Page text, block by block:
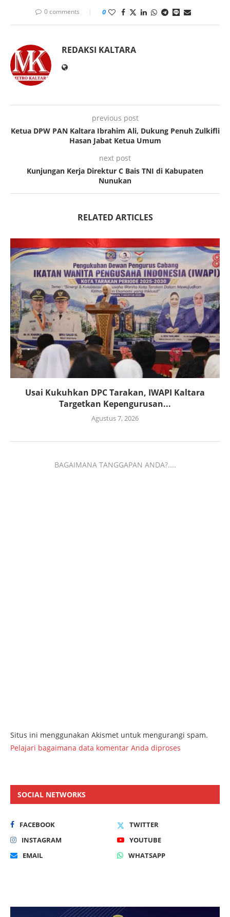
0 comments 0
REDAKSI KALTARA
previous post
Ketua DPW PAN Kaltara Ibrahim Ali, Dukung Penuh Zulkifli
Hasan Jabat Ketua Umum
next post
Kunjungan Kerja Direktur C Bais TNI di Kabupaten
Nunukan
RELATED ARTICLES
Usai Kukuhkan DPC Tarakan, IWAPI Kaltara
Targetkan Kepengurusan...
Agustus 7, 2026
BAGAIMANA TANGGAPAN ANDA?....
Situs ini menggunakan Akismet untuk mengurangi spam.
Pelajari bagaimana data komentar Anda diproses
SOCIAL NETWORKS
FACEBOOK
TWITTER
INSTAGRAM
YOUTUBE
EMAIL
WHATSAPP